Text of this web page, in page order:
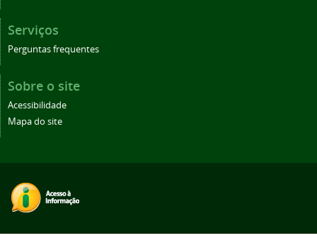
Serviços
Perguntas frequentes
Sobre o site
Acessibilidade
Mapa do site